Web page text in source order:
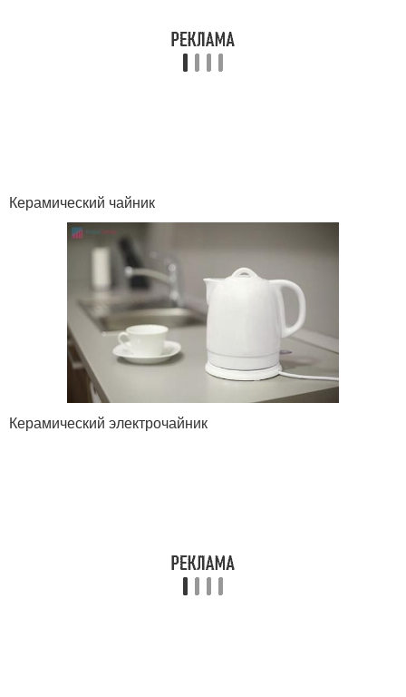
Керамический чайник
Керамический электрочайник